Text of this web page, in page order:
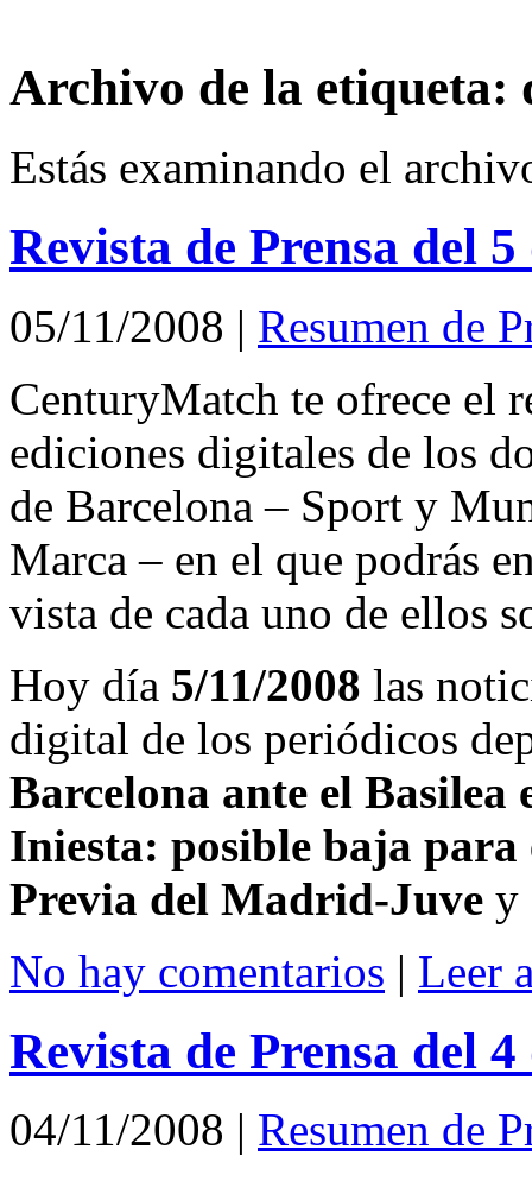
Archivo de la etiqueta:
Estás examinando el
Revista de Prensa del
05/11/2008 | Resumen de
CenturyMatch te ofrece el
ediciones digitales de los
de Barcelona – Sport y
Marca – en el que podrás
vista de cada uno de ellos
Hoy día 5/11/2008 las
digital de los periódicos
Barcelona ante el Basilea
Iniesta: posible baja
Previa del Madrid-Juve y
No hay comentarios | Leer
Revista de Prensa del
04/11/2008 | Resumen de